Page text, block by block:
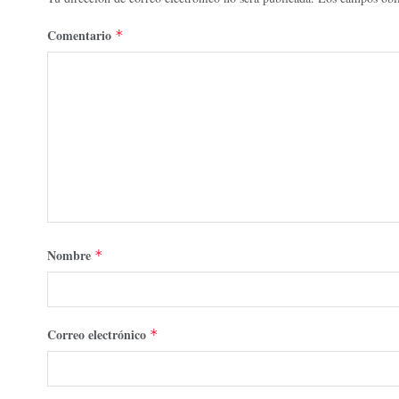
Comentario *
Nombre *
Correo electrónico *